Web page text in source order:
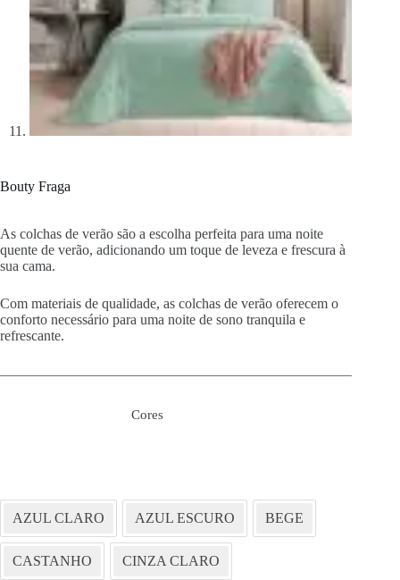
Bouty Fraga
As colchas de verão são a escolha perfeita para uma noite
quente de verão, adicionando um toque de leveza e frescura à
sua cama.
Com materiais de qualidade, as colchas de verão oferecem o
conforto necessário para uma noite de sono tranquila e
refrescante.
Cores
AZUL CLARO AZUL ESCURO BEGE
CASTANHO CINZA CLARO